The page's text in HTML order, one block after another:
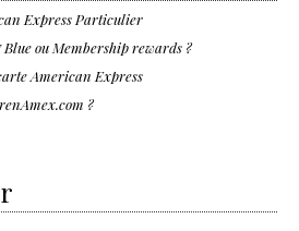
Express Particulier
ou Membership rewards ?
American Express
?